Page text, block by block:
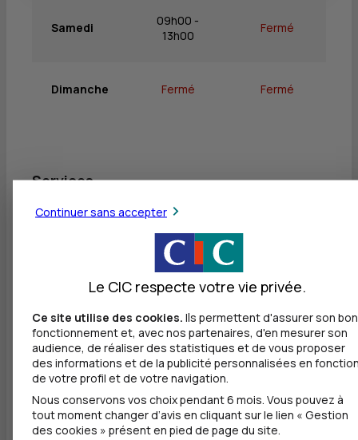
Samedi
09h00 -
13h00
Fermé
Dimanche Fermé Fermé
Services
Retrait de billets EUR
Dépôt de billets EUR
Dépôt valorisé de billets EUR
Dépôt valorisé de chèques EUR
Dépôt de chèques EUR
Continuer sans accepter
Le CIC respecte votre vie privée.
Ce site utilise des cookies. Ils permettent d'assurer son bon
fonctionnement et, avec nos partenaires, d'en mesurer son
audience, de réaliser des statistiques et de vous proposer
des informations et de la publicité personnalisées en
de votre profil et de votre navigation.
Nous conservons vos choix pendant 6 mois. Vous pouvez à
tout moment changer d’avis en cliquant sur le lien « Gestion
des cookies » présent en pied de page du site.